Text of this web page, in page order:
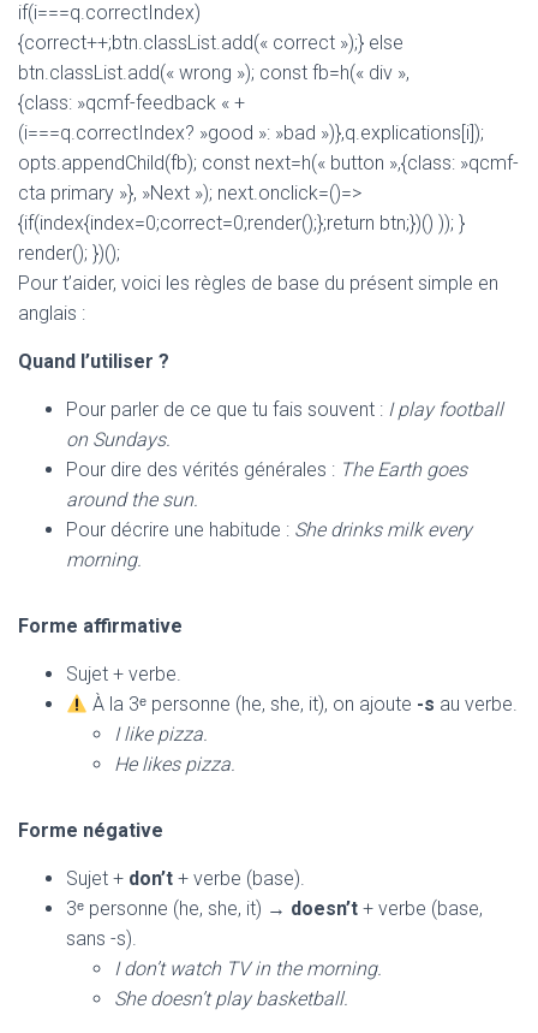
if(i===q.correctIndex)
{correct++;btn.classList.add(« correct »);} else
btn.classList.add(« wrong »); const fb=h(« div »,
{class: »qcmf-feedback « +
(i===q.correctIndex? »good »: »bad »)},q.explications[i]);
opts.appendChild(fb); const next=h(« button »,{class: »qcmf-
cta primary »}, »Next »); next.onclick=()=>
{if(index{index=0;correct=0;render();};return btn;})() )); }
render(); })();
Pour t’aider, voici les règles de base du présent simple en
anglais :
Quand l’utiliser ?
Pour parler de ce que tu fais souvent : I play football
on Sundays.
Pour dire des vérités générales : The Earth goes
around the sun.
Pour décrire une habitude : She drinks milk every
morning.
Forme affirmative
Sujet + verbe.
À la 3ᵉ personne (he, she, it), on ajoute -s au verbe.
I like pizza.
He likes pizza.
Forme négative
Sujet + don’t + verbe (base).
3ᵉ personne (he, she, it) → doesn’t + verbe (base,
sans -s).
I don’t watch TV in the morning.
She doesn’t play basketball.